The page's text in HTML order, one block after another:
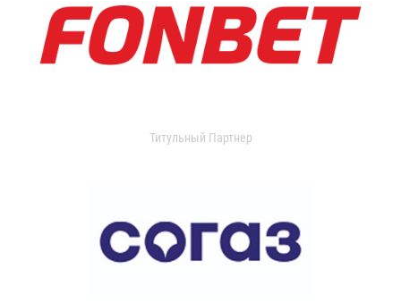
Титульный Партнер